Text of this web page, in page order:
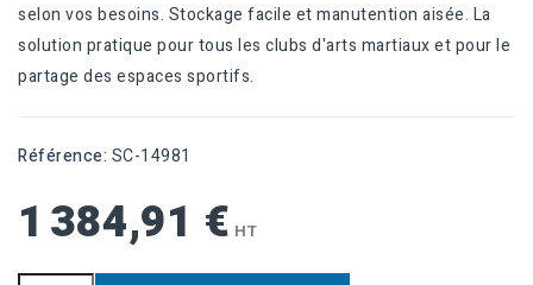
selon vos besoins. Stockage facile et manutention aisée. La
solution pratique pour tous les clubs d'arts martiaux et pour le
partage des espaces sportifs.
Référence: SC-14981
1 384,91 € HT